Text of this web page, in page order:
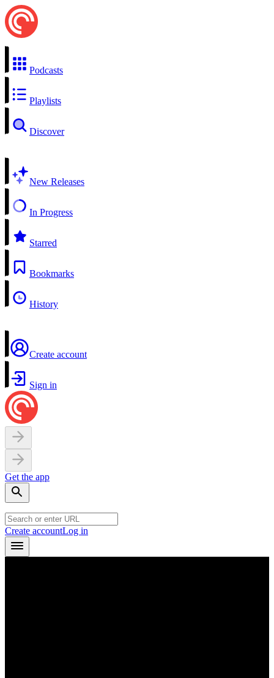
Podcasts
Playlists
Discover
New Releases
In Progress
Starred
Bookmarks
History
Create account
Sign in
Get the app
Create accountLog in